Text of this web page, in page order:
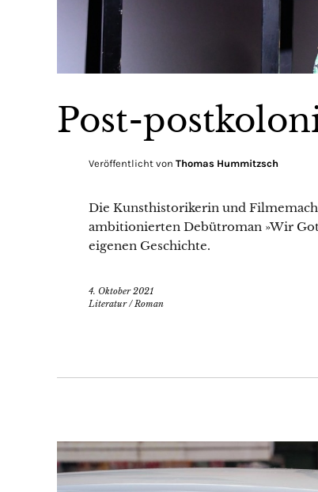
Post-
Veröffentlicht von Thomas Hummitzsch
Die Kunsthistorikerin und
ambitionierten Debütroman »Wir
eigenen Geschichte.
4. Oktober 2021
Literatur/Roman